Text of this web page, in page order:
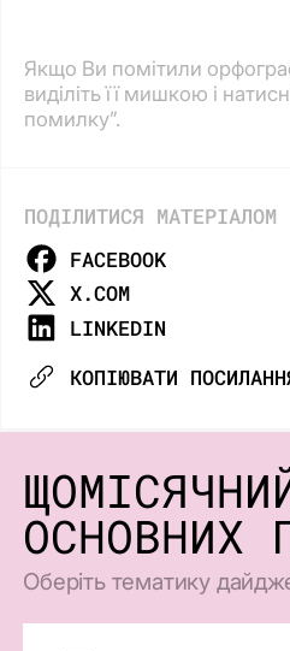
Якщо Ви помітили
виділіть її мишкою і
помилку”.
ПОДІЛИТИСЯ МАТЕРІАЛОМ
FACEBOOK
X.COM
LINKEDIN
КОПІЮВАТИ
ОСНОВНИХ
Оберіть тематику